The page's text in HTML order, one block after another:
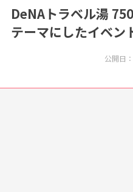
DeNAトラベル湯
テーマにしたイベン
公開日：